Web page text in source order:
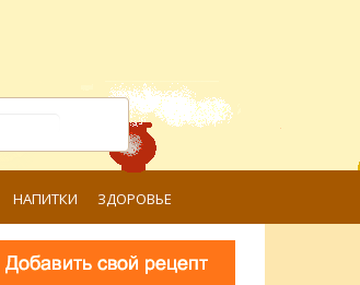
НАПИТКИ ЗДОРОВЬЕ